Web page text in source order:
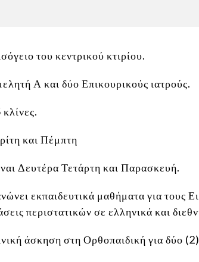
του κεντρικού κτιρίου.
Α και δύο Επικουρικούς ιατρούς.
και Πέμπτη
Δευτέρα Τετάρτη και Παρασκευή.
εκπαιδευτικά μαθήματα για τους
περιστατικών σε ελληνικά και
άσκηση στη Ορθοπαιδική για δύο